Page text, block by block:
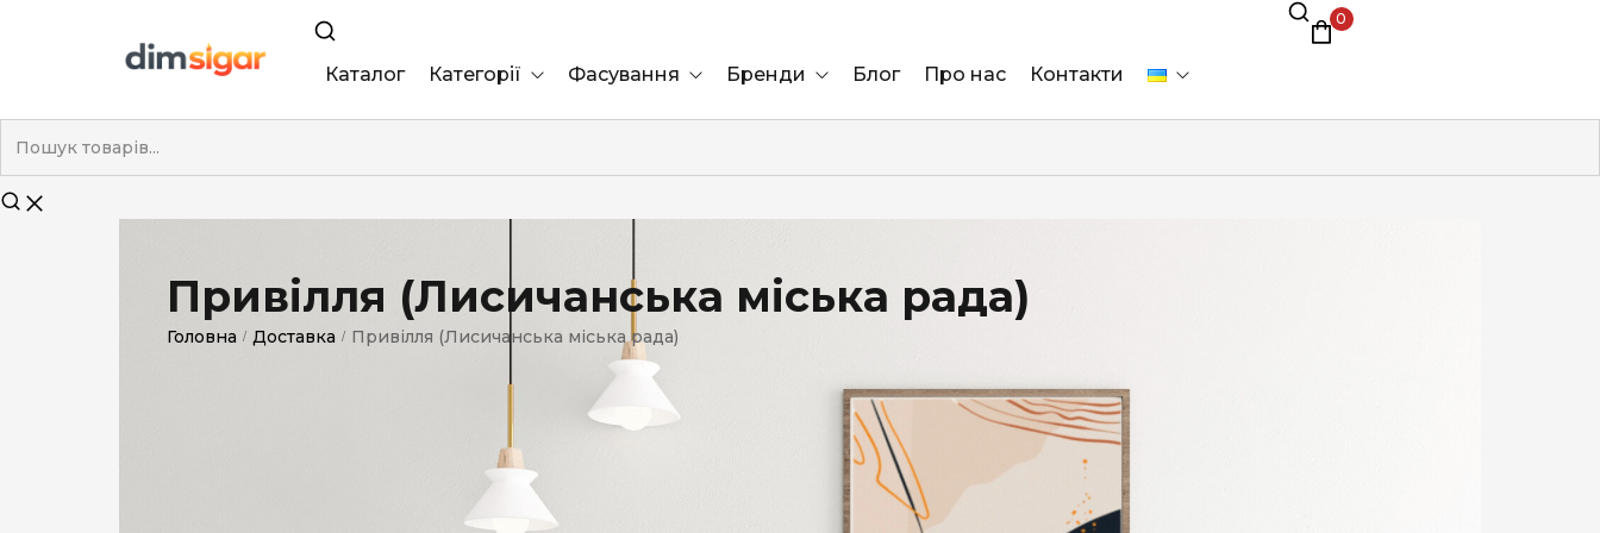
Каталог Категорії
Nano
Без фільтра
Смакові (капсула)
Фасування Бренди
Marshall
Блог Про нас Контакти
0
Привілля (Лисичанська міська рада)
Головна / Доставка / Привілля (Лисичанська міська рада)